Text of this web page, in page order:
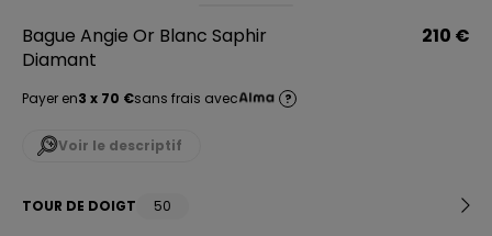
Bague Angie Or Blanc Saphir
Diamant
210 €
Payer en3 x 70 €sans frais avec ?
Voir le descriptif
TOUR DE DOIGT 50